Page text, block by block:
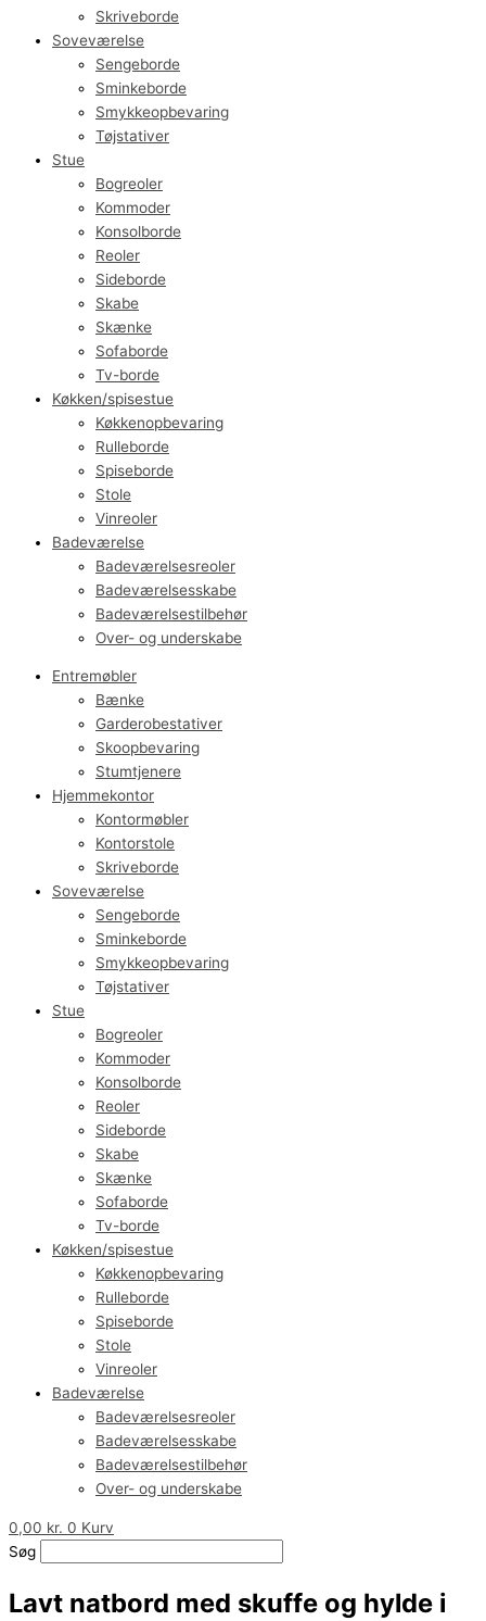
Skriveborde
Soveværelse
Sengeborde
Sminkeborde
Smykkeopbevaring
Tøjstativer
Stue
Bogreoler
Kommoder
Konsolborde
Reoler
Sideborde
Skabe
Skænke
Sofaborde
Tv-borde
Køkken/spisestue
Køkkenopbevaring
Rulleborde
Spiseborde
Stole
Vinreoler
Badeværelse
Badeværelsesreoler
Badeværelsesskabe
Badeværelsestilbehør
Over- og underskabe
Entremøbler
Bænke
Garderobestativer
Skoopbevaring
Stumtjenere
Hjemmekontor
Kontormøbler
Kontorstole
Skriveborde
Soveværelse
Sengeborde
Sminkeborde
Smykkeopbevaring
Tøjstativer
Stue
Bogreoler
Kommoder
Konsolborde
Reoler
Sideborde
Skabe
Skænke
Sofaborde
Tv-borde
Køkken/spisestue
Køkkenopbevaring
Rulleborde
Spiseborde
Stole
Vinreoler
Badeværelse
Badeværelsesreoler
Badeværelsesskabe
Badeværelsestilbehør
Over- og underskabe
0,00 kr. 0 Kurv
Søg
Lavt natbord med skuffe og hylde i